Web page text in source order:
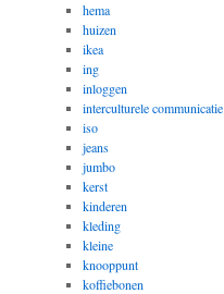
hema
huizen
ikea
ing
inloggen
interculturele communicatie
iso
jeans
jumbo
kerst
kinderen
kleding
kleine
knooppunt
koffiebonen